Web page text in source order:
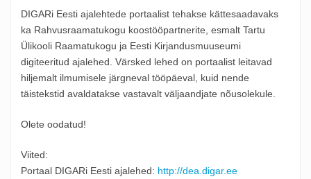
DIGARi Eesti ajalehtede portaalist tehakse kättesaadavaks
ka Rahvusraamatukogu koostööpartnerite, esmalt Tartu
Ülikooli Raamatukogu ja Eesti Kirjandusmuuseumi
digiteeritud ajalehed. Värsked lehed on portaalist leitavad
hiljemalt ilmumisele järgneval tööpäeval, kuid nende
täistekstid avaldatakse vastavalt väljaandjate nõusolekule.
Olete oodatud!
Viited:
Portaal DIGARi Eesti ajalehed: http://dea.digar.ee